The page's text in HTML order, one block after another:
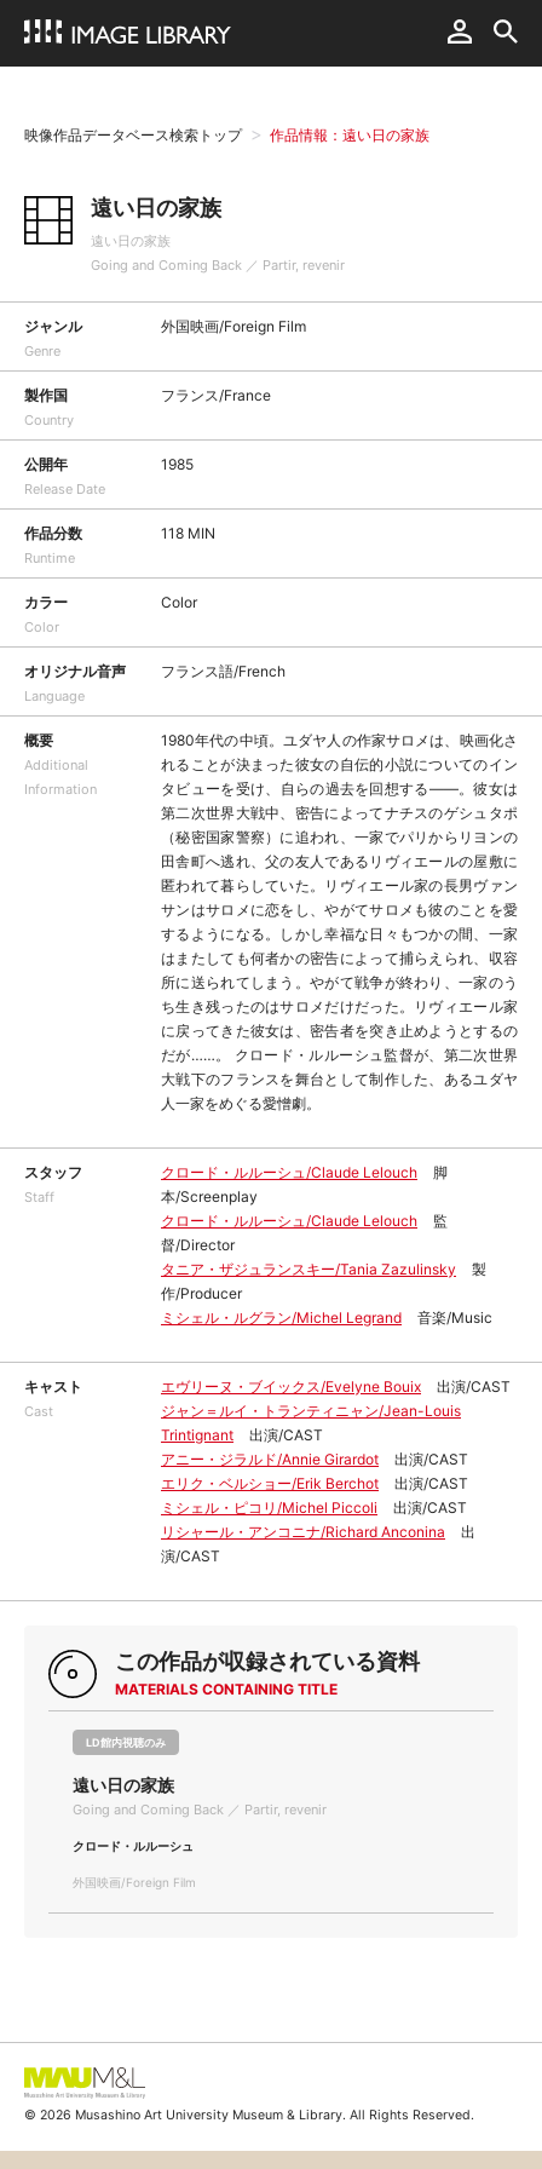
映像作品データベース検索トップ 作品情報：遠い日の家族
遠い日の家族
遠い日の家族
Going and Coming Back ／ Partir, revenir
ジャンル
Genre
外国映画/Foreign Film
製作国
Country
フランス/France
公開年
Release Date
1985
作品分数
Runtime
118 MIN
カラー
Color
Color
オリジナル音声
Language
フランス語/French
概要
Additional
Information
1980年代の中頃。ユダヤ人の作家サロメは、映画化さ
れることが決まった彼女の自伝的小説についてのイン
タビューを受け、自らの過去を回想する——。彼女は
第二次世界大戦中、密告によってナチスのゲシュタポ
（秘密国家警察）に追われ、一家でパリからリヨンの
田舎町へ逃れ、父の友人であるリヴィエールの屋敷に
匿われて暮らしていた。リヴィエール家の長男ヴァン
サンはサロメに恋をし、やがてサロメも彼のことを愛
するようになる。しかし幸福な日々もつかの間、一家
はまたしても何者かの密告によって捕らえられ、収容
所に送られてしまう。やがて戦争が終わり、一家のう
ち生き残ったのはサロメだけだった。リヴィエール家
に戻ってきた彼女は、密告者を突き止めようとするの
だが……。 クロード・ルルーシュ監督が、第二次世界
大戦下のフランスを舞台として制作した、あるユダヤ
人一家をめぐる愛憎劇。
スタッフ
Staff
クロード・ルルーシュ/Claude Lelouch
脚
本/Screenplay
クロード・ルルーシュ/Claude Lelouch
監
督/Director
タニア・ザジュランスキー/Tania Zazulinsky
製
作/Producer
ミシェル・ルグラン/Michel Legrand
音楽/Music
キャスト
Cast
エヴリーヌ・ブイックス/Evelyne Bouix
出演/CAST
ジャン＝ルイ・トランティニャン/Jean-Louis
Trintignant
出演/CAST
アニー・ジラルド/Annie Girardot
出演/CAST
エリク・ベルショー/Erik Berchot
出演/CAST
ミシェル・ピコリ/Michel Piccoli
出演/CAST
リシャール・アンコニナ/Richard Anconina
出
演/CAST
この作品が収録されている資料
MATERIALS CONTAINING TITLE
LD館内視聴のみ
遠い日の家族
Going and Coming Back ／ Partir, revenir
クロード・ルルーシュ
外国映画/Foreign Film
© 2026 Musashino Art University Museum & Library. All Rights Reserved.